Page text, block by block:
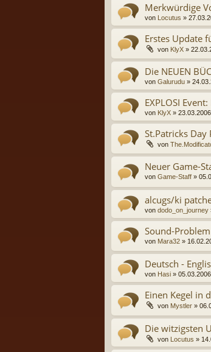
Merkwürdige
von Locutus »
Erstes Update
von KlyX »
Die NEUEN
von Galurudu »
EXPLOSI
von KlyX »
St.Patricks
von
Neuer Game-
von Game-Staff »
alcugs/ki
von dodo_on_journey
Sound-
von Mara32 »
Deutsch -
von Hasi »
Einen Kegel in
von Mystler »
Die witzigsten
von Locutus »